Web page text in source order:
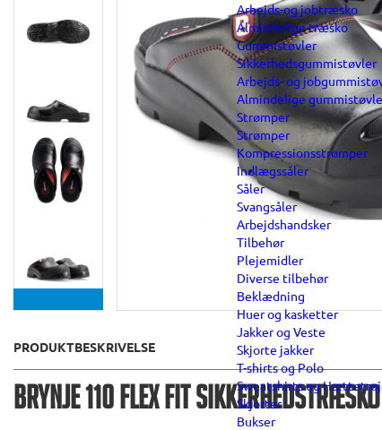
Arbejds-og jobtræsko
Almindelige træsko
Gummistøvler
Sikkerhedsgummistøvler
Arbejds- og
Almindelige
Strømper
Strømper
Kompressionsstrømper
Indlægssåler
Såler
Svangsåler
Arbejdshandsker
Tilbehør
Plejemidler
Diverse tilbehør
Beklædning
Huer og kasketter
Jakker og Veste
Skjorte jakker
T-shirts og Polo
Sweatshirts og
Skjorter
Bukser
PRODUKTBESKRIVELSE
Brynje 110 Flex Fit Sikkerhedstræsko